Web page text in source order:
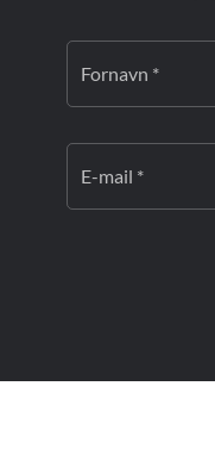
Fornavn *
E-mail *